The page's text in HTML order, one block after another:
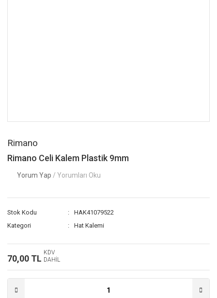
Rimano
Rimano Celi Kalem Plastik 9mm
Yorum Yap / Yorumları Oku
Stok Kodu
HAK41079522
Kategori
Hat Kalemi
70,00 TL
KDV
DAHİL